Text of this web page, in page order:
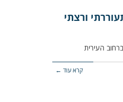
ורצתי
קרא עוד ←